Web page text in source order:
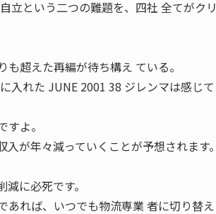
立という二つの難題を、四社 全てがクリ
超えた再編が待ち構え ている。
入れた JUNE 2001 38 ジレンマは感じて
よ。
が年々減っていくことが予想されます。
に必死です。
あれば、いつでも物流専業 者に切り替え